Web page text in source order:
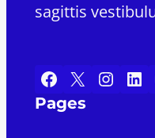
sagittis
Facebook X Instagram LinkedIn
Pages